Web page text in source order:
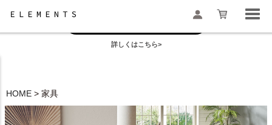
お盆の模様替えは今がおすすめ！
詳しくはこちら>
HOME 家具